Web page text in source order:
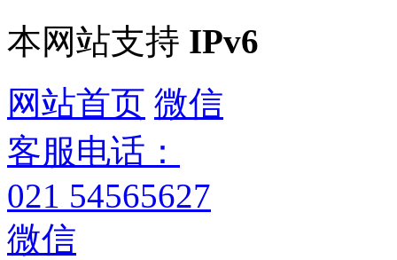
本网站支持 IPv6
网站首页 微信
客服电话：
021 54565627
微信